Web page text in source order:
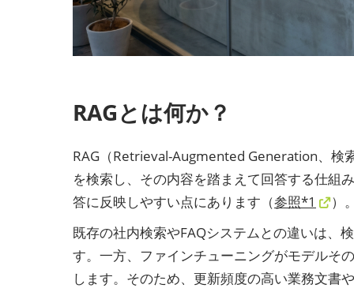
RAGとは何か？
RAG（Retrieval-Augmented Generation、検
を検索し、その内容を踏まえて回答する仕組
答に反映しやすい点にあります（参照*1
）
既存の社内検索やFAQシステムとの違いは、
す。一方、ファインチューニングがモデルそ
します。そのため、更新頻度の高い業務文書